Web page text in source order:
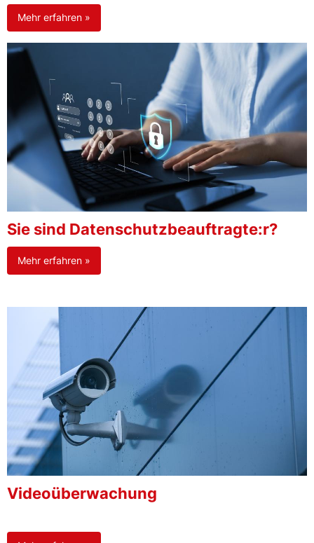
Mehr erfahren »
Sie sind Datenschutzbeauftragte:r?
Mehr erfahren »
Videoüberwachung